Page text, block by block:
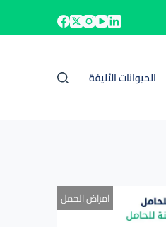
الحيوانات الأليفة
امراض الحمل